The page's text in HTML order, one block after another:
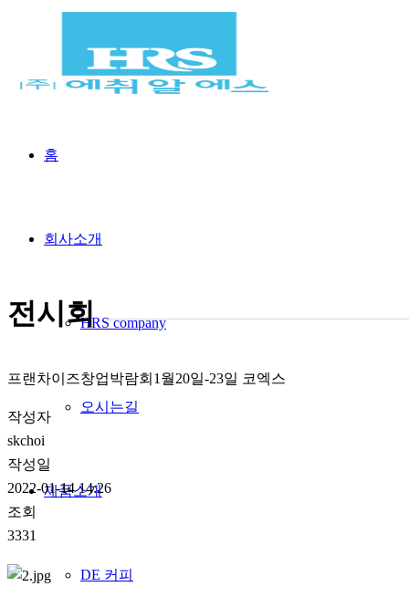
홈
회사소개
HRS company
오시는길
제품소개
DE 커피
전시회
프랜차이즈창업박람회1월20일-23일 코엑스
작성자
skchoi
작성일
2022-01-14 14:26
조회
3331